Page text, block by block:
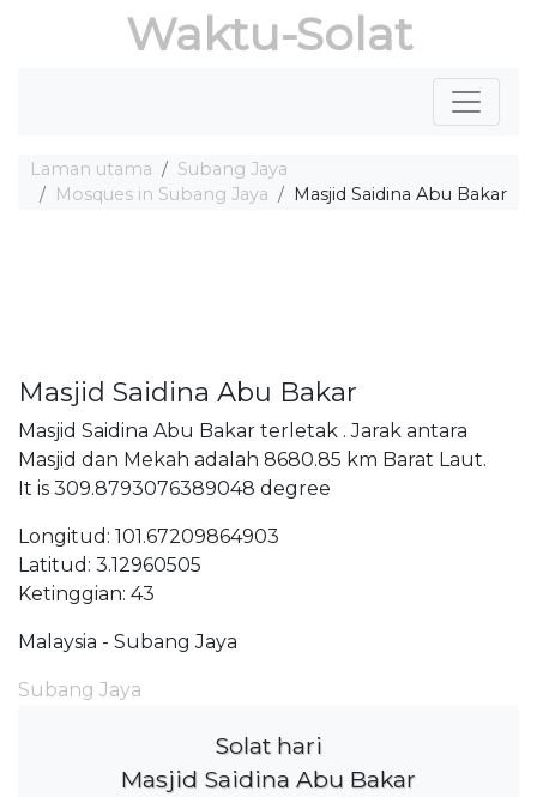
Waktu-Solat
Laman utama
Subang Jaya
Mosques in Subang Jaya
Masjid Saidina Abu Bakar
Masjid Saidina Abu Bakar
Masjid Saidina Abu Bakar terletak . Jarak antara
Masjid dan Mekah adalah 8680.85 km Barat Laut.
It is 309.8793076389048 degree
Longitud: 101.67209864903
Latitud: 3.12960505
Ketinggian: 43
Malaysia - Subang Jaya
Subang Jaya
Solat hari
Masjid Saidina Abu Bakar